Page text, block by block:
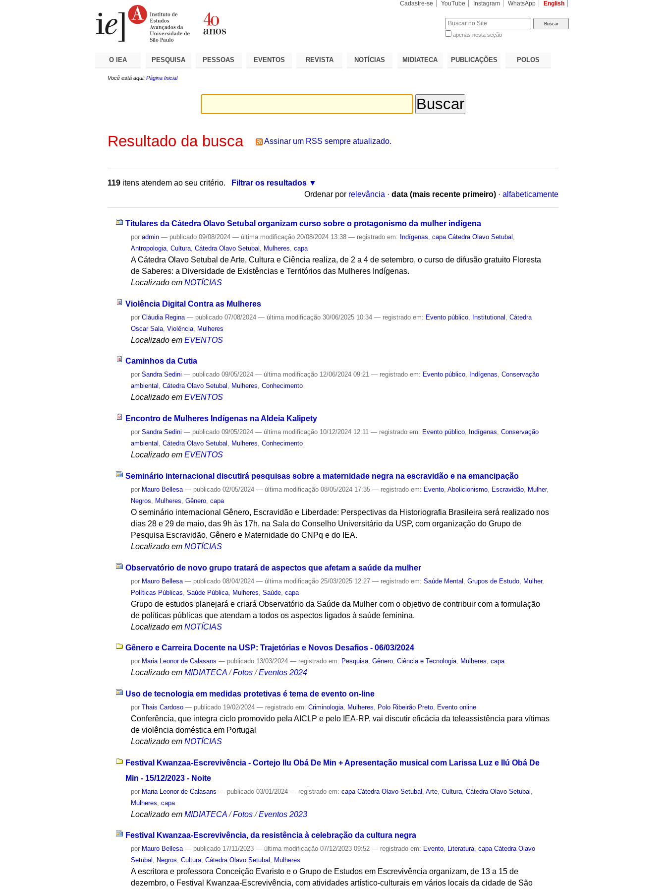
Cadastre-se YouTube Instagram WhatsApp English
apenas nesta seção
O IEA PESQUISA PESSOAS EVENTOS REVISTA NOTÍCIAS MIDIATECA PUBLICAÇÕES POLOS
Você está aqui: Página Inicial
Resultado da busca Assinar um RSS sempre atualizado.
119 itens atendem ao seu critério.
Filtrar os resultados
Ordenar por relevância · data (mais recente primeiro) · alfabeticamente
Titulares da Cátedra Olavo Setubal organizam curso sobre o protagonismo da mulher indígena
poradmin — publicado 09/08/2024— última modificação 20/08/2024 13:38— registrado em: Indígenas ,capa Cátedra Olavo Setubal
Antropologia ,Cultura ,Cátedra Olavo Setubal Mulheres ,capa
A Cátedra Olavo Setubal de Arte, Cultura e Ciência realiza, de 2 a 4 de setembro, o curso de difusão gratuito Floresta
de Saberes: a Diversidade de Existências e Territórios das Mulheres Indígenas.
Localizado em NOTÍCIAS
Violência Digital Contra as Mulheres
porCláudia Regina — publicado 07/08/2024— última modificação 30/06/2025 10:34— registrado em: Evento público Institutional ,Cátedra
Oscar Sala ,Violência Mulheres
Localizado em EVENTOS
Caminhos da Cutia
porSandra Sedini — publicado 09/05/2024— última modificação 12/06/2024 09:21— registrado em: Evento público, Indígenas,Conservação
ambiental ,Cátedra Olavo Setubal , Mulheres,Conhecimento
Localizado em EVENTOS
Encontro de Mulheres Indígenas na Aldeia Kalipety
porSandra Sedini — publicado 09/05/2024— última modificação 10/12/2024 12:11— registrado em: Evento público, Indígenas,Conservação
ambiental ,Cátedra Olavo Setubal , Mulheres,Conhecimento
Localizado em EVENTOS
Seminário internacional discutirá pesquisas sobre a maternidade negra na escravidão e na emancipação
por Mauro Bellesa — publicado 02/05/2024— última modificação 08/05/2024 17:35— registrado em: Evento ,Abolicionismo Escravidão Mulher,
Negros
Mulheres ,Gênero ,capa
O seminário internacional Gênero, Escravidão e Liberdade: Perspectivas da Historiografia Brasileira será realizado nos
dias 28 e 29 de maio, das 9h às 17h, na Sala do Conselho Universitário da USP, com organização do Grupo de
Pesquisa Escravidão, Gênero e Maternidade do CNPq e do IEA.
Localizado em NOTÍCIAS
Observatório de novo grupo tratará de aspectos que afetam a saúde da mulher
por Mauro Bellesa — publicado 08/04/2024— última modificação 25/03/2025 12:27— registrado em:Saúde Mental ,Grupos de Estudo Mulher,
Políticas Públicas ,Saúde Pública Mulheres ,Saúde ,capa
Grupo de estudos planejará e criará Observatório da Saúde da Mulher com o objetivo de contribuir com a formulação
de políticas públicas que atendam a todos os aspectos ligados à saúde feminina.
Localizado em NOTÍCIAS
Gênero e Carreira Docente na USP: Trajetórias e Novos Desafios - 06/03/2024
por Maria Leonor de Calasans — publicado 13/03/2024— registrado em: Pesquisa,Gênero,Ciência e Tecnologia, Mulheres,capa
Localizado em MIDIATECA /Fotos /Eventos 2024
Uso de tecnologia em medidas protetivas é tema de evento on-line
porThais Cardoso — publicado 19/02/2024— registrado em:Criminologia Mulheres Polo Ribeirão Preto Evento online
Conferência, que integra ciclo promovido pela AICLP e pelo IEA-RP, vai discutir eficácia da teleassistência para vítimas
de violência doméstica em Portugal
Localizado em NOTÍCIAS
Festival Kwanzaa-Escrevivência - Cortejo Ilu Obá De Min + Apresentação musical com Larissa Luz e Ilú Obá De
Min - 15/12/2023 - Noite
por Maria Leonor de Calasans — publicado 03/01/2024— registrado em:capa Cátedra Olavo Setubal ,Arte ,Cultura ,Cátedra Olavo Setubal
Mulheres ,capa
Localizado em MIDIATECA /Fotos /Eventos 2023
Festival Kwanzaa-Escrevivência, da resistência à celebração da cultura negra
por Mauro Bellesa — publicado 17/11/2023— última modificação 07/12/2023 09:52— registrado em: Evento, Literatura,capa Cátedra Olavo
Setubal , Negros,Cultura,Cátedra Olavo Setubal , Mulheres
A escritora e professora Conceição Evaristo e o Grupo de Estudos em Escrevivência organizam, de 13 a 15 de
dezembro, o Festival Kwanzaa-Escrevivência, com atividades artístico-culturais em vários locais da cidade de São